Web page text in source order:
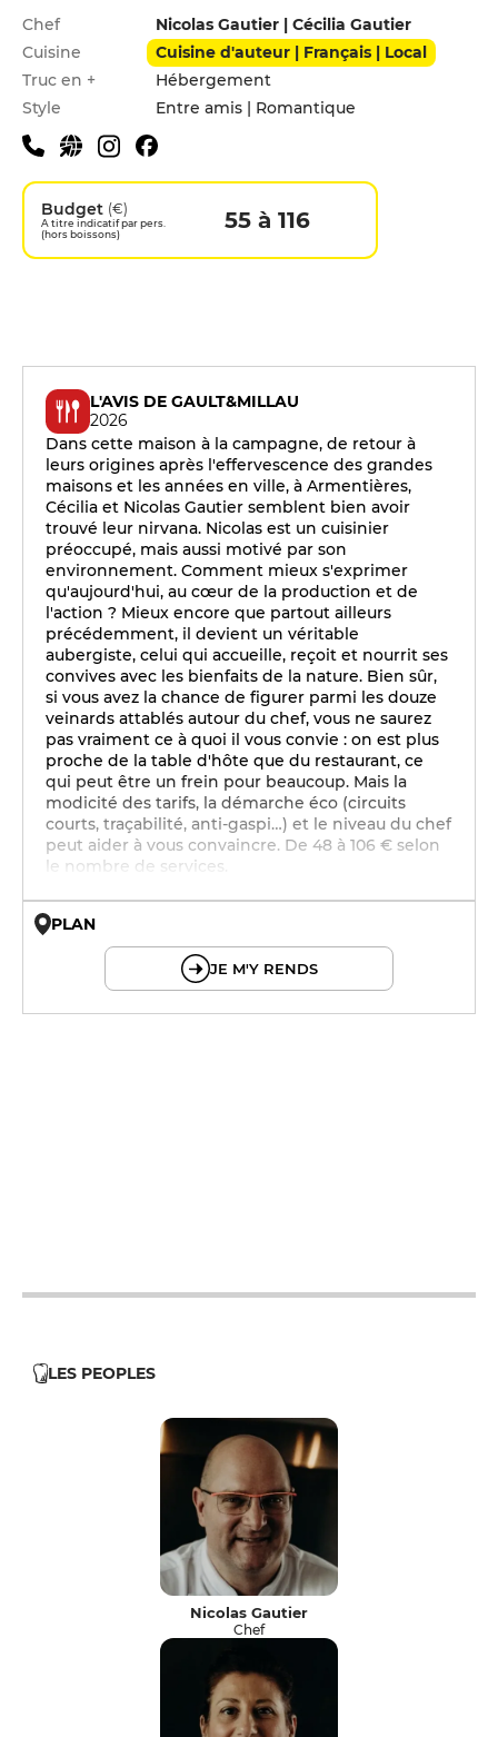
Infos pratiques
Chef
Nicolas Gautier | Cécilia Gautier
Cuisine
Cuisine d'auteur | Français | Local
Truc en +
Hébergement
Style
Entre amis | Romantique
Budget (€)
A titre indicatif par pers.
(hors boissons)
55 à 116
L'AVIS DE GAULT&MILLAU
2026
Dans cette maison à la campagne, de retour à
leurs origines après l'effervescence des grandes
maisons et les années en ville, à Armentières,
Cécilia et Nicolas Gautier semblent bien avoir
trouvé leur nirvana. Nicolas est un cuisinier
préoccupé, mais aussi motivé par son
environnement. Comment mieux s'exprimer
qu'aujourd'hui, au cœur de la production et de
l'action ? Mieux encore que partout ailleurs
précédemment, il devient un véritable
aubergiste, celui qui accueille, reçoit et nourrit ses
convives avec les bienfaits de la nature. Bien sûr,
si vous avez la chance de figurer parmi les douze
veinards attablés autour du chef, vous ne saurez
pas vraiment ce à quoi il vous convie : on est plus
proche de la table d'hôte que du restaurant, ce
qui peut être un frein pour beaucoup. Mais la
modicité des tarifs, la démarche éco (circuits
courts, traçabilité, anti-gaspi…) et le niveau du chef
peut aider à vous convaincre. De 48 à 106 € selon
le nombre de services.
PLAN
JE M'Y RENDS
LES PEOPLES
Nicolas Gautier
Chef